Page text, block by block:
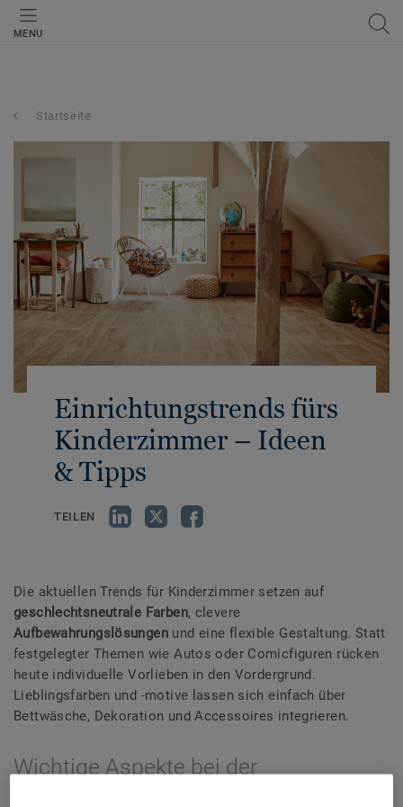
MENU
Startseite
Einrichtungstrends fürs
Kinderzimmer – Ideen
& Tipps
TEILEN
Die aktuellen Trends für Kinderzimmer setzen auf
geschlechtsneutrale Farben, clevere
Aufbewahrungslösungenund eine flexible Gestaltung. Statt
festgelegter Themen wie Autos oder Comicfiguren rücken
heute individuelle Vorlieben in den Vordergrund.
Lieblingsfarben und -motive lassen sich einfach über
Bettwäsche, Dekoration und Accessoires integrieren.
Wichtige Aspekte bei der